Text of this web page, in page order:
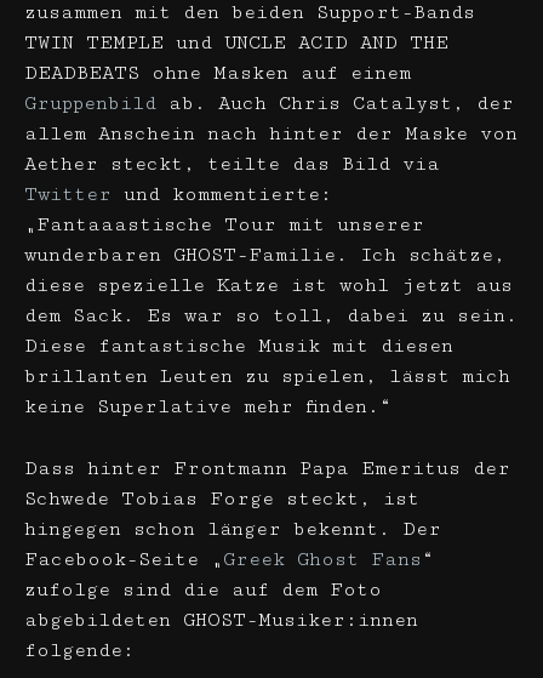
zusammen mit den beiden Support-Bands
TWIN TEMPLE und UNCLE ACID AND THE
DEADBEATS ohne Masken auf einem
Gruppenbild ab. Auch Chris Catalyst, der
allem Anschein nach hinter der Maske von
Aether steckt, teilte das Bild via
Twitter
und kommentierte:
„Fantaaastische Tour mit unserer
wunderbaren GHOST-Familie. Ich schätze,
diese spezielle Katze ist wohl jetzt aus
dem Sack. Es war so toll, dabei zu sein.
Diese fantastische Musik mit diesen
brillanten Leuten zu spielen, lässt mich
keine Superlative mehr finden.“
Dass hinter Frontmann Papa Emeritus der
Schwede Tobias Forge steckt, ist
hingegen schon länger bekennt. Der
Facebook-Seite „ Greek Ghost Fans “
zufolge sind die auf dem Foto
abgebildeten GHOST-Musiker:innen
folgende: